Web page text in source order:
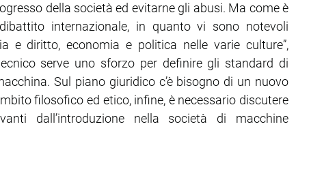
della società ed evitarne gli abusi. Ma come è
internazionale, in quanto vi sono notevoli
e diritto, economia e politica nelle varie culture”,
serve uno sforzo per definire gli standard di
Sul piano giuridico c’è bisogno di un nuovo
filosofico ed etico, infine, è necessario discutere
dall’introduzione nella società di macchine